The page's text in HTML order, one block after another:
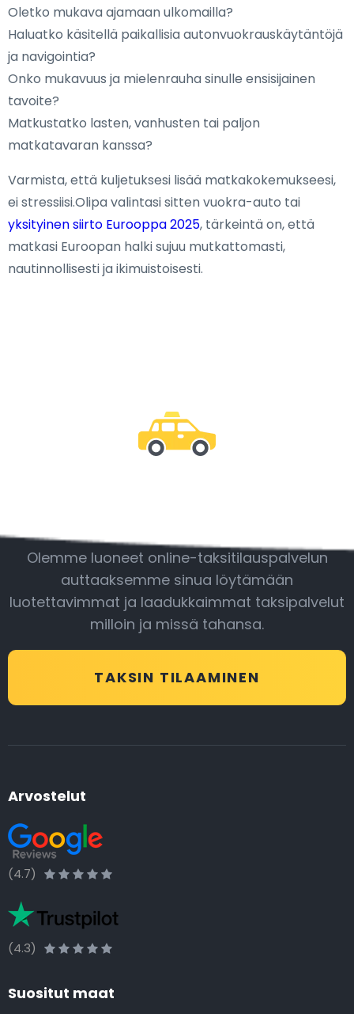
Oletko mukava ajamaan ulkomailla?
Haluatko käsitellä paikallisia autonvuokrauskäytäntöjä
ja navigointia?
Onko mukavuus ja mielenrauha sinulle ensisijainen
tavoite?
Matkustatko lasten, vanhusten tai paljon
matkatavaran kanssa?
Varmista, että kuljetuksesi lisää matkakokemukseesi,
ei stressiisi.Olipa valintasi sitten vuokra-auto tai
yksityinen siirto Eurooppa 2025, tärkeintä on, että
matkasi Euroopan halki sujuu mutkattomasti,
nautinnollisesti ja ikimuistoisesti.
Olemme luoneet online-taksitilauspalvelun
auttaaksemme sinua löytämään
luotettavimmat ja laadukkaimmat taksipalvelut
milloin ja missä tahansa.
TAKSIN TILAAMINEN
Arvostelut
(4.7)
(4.3)
Suositut maat